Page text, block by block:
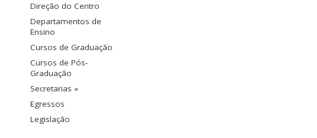
Direção do Centro
Departamentos de
Ensino
Cursos de Graduação
Cursos de Pós-
Graduação
Secretarias »
Egressos
Legislação